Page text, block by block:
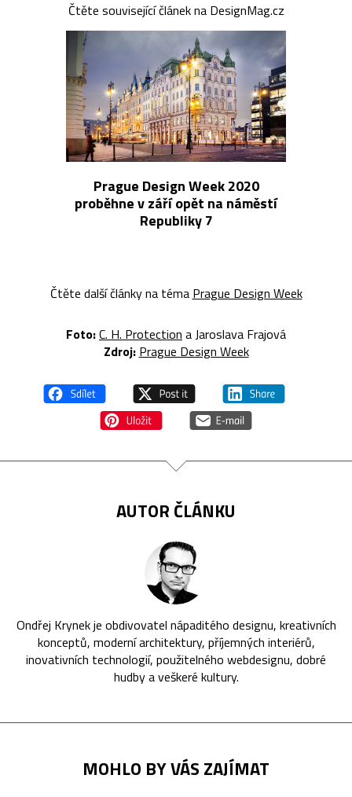
Čtěte související článek na DesignMag.cz
Prague Design Week 2020
proběhne v září opět na náměstí
Republiky 7
Čtěte další články na téma Prague Design Week
Foto:C. H. Protection a Jaroslava Frajová
Zdroj: Prague Design Week
AUTOR ČLÁNKU
Ondřej Krynek je obdivovatel nápaditého designu, kreativních
konceptů, moderní architektury, příjemných interiérů,
inovativních technologií, použitelného webdesignu, dobré
hudby a veškeré kultury.
MOHLO BY VÁS ZAJÍMAT